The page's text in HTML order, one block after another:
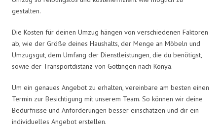
gestalten.
Die Kosten für deinen Umzug hängen von verschiedenen Faktoren
ab, wie der Größe deines Haushalts, der Menge an Möbeln und
Umzugsgut, dem Umfang der Dienstleistungen, die du benötigst,
sowie der Transportdistanz von Göttingen nach Konya.
Um ein genaues Angebot zu erhalten, vereinbare am besten einen
Termin zur Besichtigung mit unserem Team. So können wir deine
Bedürfnisse und Anforderungen besser einschätzen und dir ein
individuelles Angebot erstellen.